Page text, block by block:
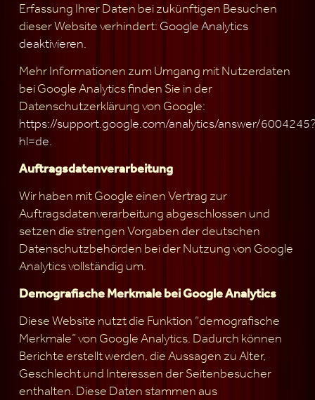
Erfassung Ihrer Daten bei zukünftigen Besuchen
dieser Website verhindert: Google Analytics
deaktivieren.
Mehr Informationen zum Umgang mit Nutzerdaten
bei Google Analytics finden Sie in der
Datenschutzerklärung von Google:
https://support.google.com/analytics/answer/
hl=de.
Auftragsdatenverarbeitung
Wir haben mit Google einen Vertrag zur
Auftragsdatenverarbeitung abgeschlossen und
setzen die strengen Vorgaben der deutschen
Datenschutzbehörden bei der Nutzung von Google
Analytics vollständig um.
Demografische Merkmale bei Google Analytics
Diese Website nutzt die Funktion “demografische
Merkmale” von Google Analytics. Dadurch können
Berichte erstellt werden, die Aussagen zu Alter,
Geschlecht und Interessen der Seitenbesucher
enthalten. Diese Daten stammen aus